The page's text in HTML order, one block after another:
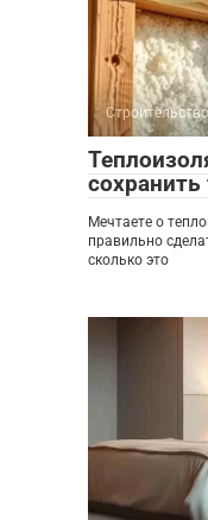
Строительство
Мечтаете о
правильно
сколько это